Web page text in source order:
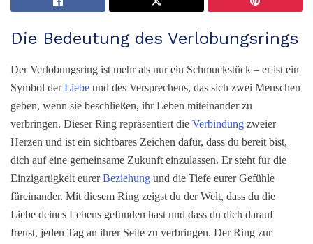
Die Bedeutung des Verlobungsrings
Der Verlobungsring ist mehr als nur ein Schmuckstück – er ist ein
Symbol derLiebe und des Versprechens, das sich zwei Menschen
geben, wenn sie beschließen, ihr Leben miteinander zu
verbringen. Dieser Ring repräsentiert die Verbindung zweier
Herzen und ist ein sichtbares Zeichen dafür, dass du bereit bist,
dich auf eine gemeinsame Zukunft einzulassen. Er steht für die
Einzigartigkeit eurerBeziehung und die Tiefe eurer Gefühle
füreinander. Mit diesem Ring zeigst du der Welt, dass du die
Liebe deines Lebens gefunden hast und dass du dich darauf
freust, jeden Tag an ihrer Seite zu verbringen. Der Ring zur